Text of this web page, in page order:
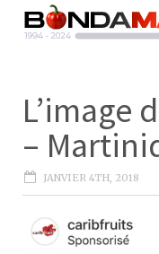
L’image
–
JANVIER 4TH, 2018